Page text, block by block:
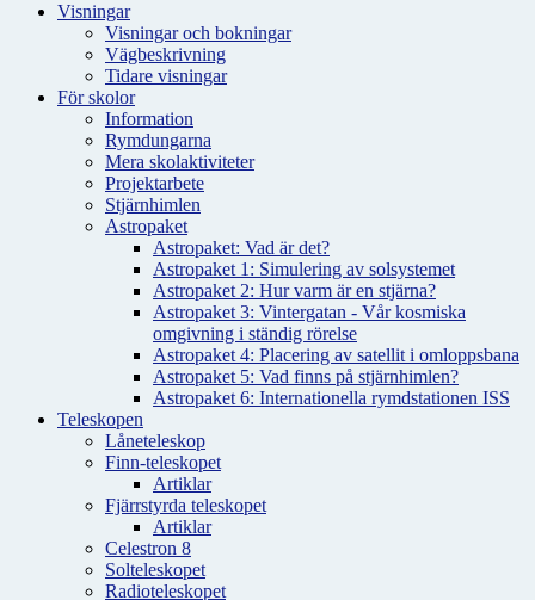
Visningar
Visningar och bokningar
Vägbeskrivning
Tidare visningar
För skolor
Information
Rymdungarna
Mera skolaktiviteter
Projektarbete
Stjärnhimlen
Astropaket
Astropaket: Vad är det?
Astropaket 1: Simulering av solsystemet
Astropaket 2: Hur varm är en stjärna?
Astropaket 3: Vintergatan - Vår kosmiska
omgivning i ständig rörelse
Astropaket 4: Placering av satellit i omloppsbana
Astropaket 5: Vad finns på stjärnhimlen?
Astropaket 6: Internationella rymdstationen ISS
Teleskopen
Låneteleskop
Finn-teleskopet
Artiklar
Fjärrstyrda teleskopet
Artiklar
Celestron 8
Solteleskopet
Radioteleskopet